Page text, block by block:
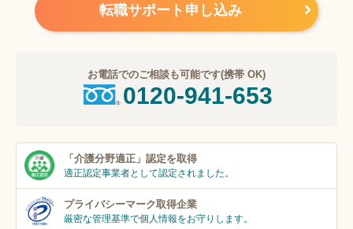
転職サポート申し込み
お電話でのご相談も可能です(携帯 OK)
0120-941-653
「介護分野適正」 認定を取得
適正認定事業者として認定されました。
プライバシーマーク取得企業
厳密な管理基準で個人情報をお守りします。